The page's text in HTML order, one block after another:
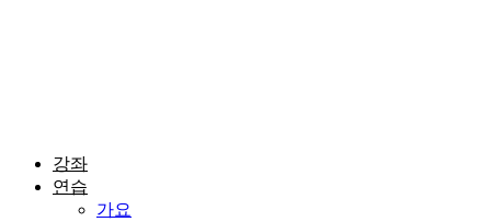
강좌
연습
가요